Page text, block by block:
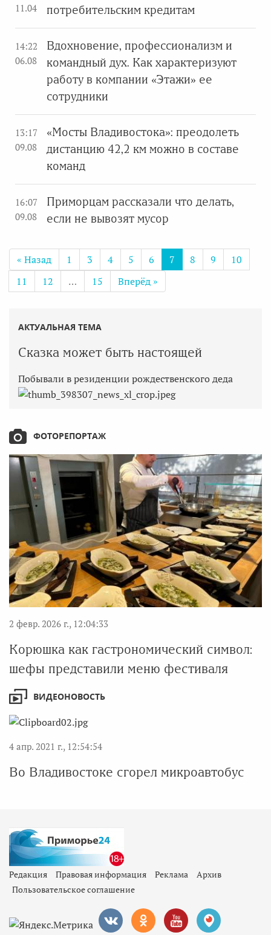
11.04
потребительским кредитам
14:22
06.08
Вдохновение, профессионализм и
командный дух. Как характеризуют
работу в компании «Этажи» ее
сотрудники
13:17
09.08
«Мосты Владивостока»: преодолеть
дистанцию 42,2 км можно в составе
команд
16:07
09.08
Приморцам рассказали что делать,
если не вывозят мусор
« Назад 1 3 4 5 6 7 8 9
10
11
12 … 15 Вперёд »
АКТУАЛЬНАЯ ТЕМА
Сказка может быть настоящей
Побывали в резиденции рождественского деда
ФОТОРЕПОРТАЖ
2 февр. 2026 г., 12:04:33
Корюшка как гастрономический символ:
шефы представили меню фестиваля
ВИДЕОНОВОСТЬ
4 апр. 2021 г., 12:54:54
Во Владивостоке сгорел микроавтобус
Редакция Правовая информация Реклама
Архив
Пользовательское соглашение